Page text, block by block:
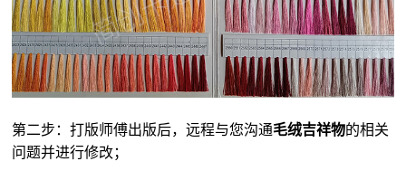
第二步：打版师傅出版后，远程与您沟通毛绒吉祥物的相关
问题并进行修改；